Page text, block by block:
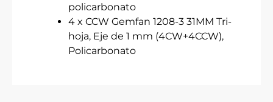
policarbonato
4 x CCW Gemfan 1208-3 31MM Tri-
hoja, Eje de 1 mm (4CW+4CCW),
Policarbonato